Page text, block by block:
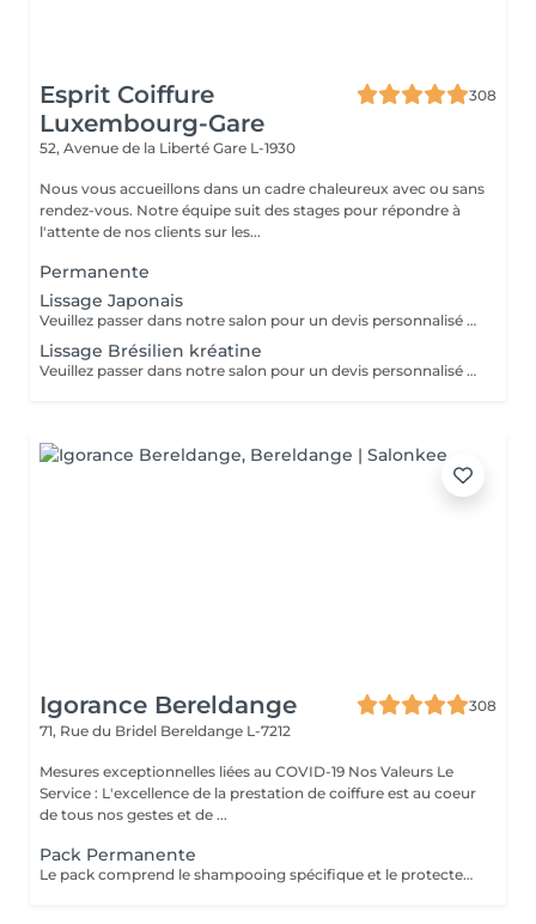
Esprit Coiffure
Luxembourg-Gare
308
52, Avenue de la Liberté Gare L-1930
Nous vous accueillons dans un cadre chaleureux avec ou sans
rendez-vous. Notre équipe suit des stages pour répondre à
l'attente de nos clients sur les...
Permanente
Lissage Japonais
Veuillez passer dans notre salon pour un devis personnalisé gratuit
Lissage Brésilien kréatine
Veuillez passer dans notre salon pour un devis personnalisé gratuit
Igorance Bereldange
308
71, Rue du Bridel Bereldange L-7212
Mesures exceptionnelles liées au COVID-19 Nos Valeurs Le
Service : L'excellence de la prestation de coiffure est au coeur
de tous nos gestes et de ...
Pack Permanente
Le pack comprend le shampooing spécifique et le protecteur REDKEN , la permanente avec les produits LOREAL PROFESSIONNEL , le conditionneur REDKEN , le séchage et les produits de styling REDKEN Option Coupe : la coupe IGORANCE (finition sur cheveux secs), le séchage et les produits de styling REDKEN. * Tarifs à titre indicatifs à confirmer après la consultation personnalisée établit auprès de votre coiffeur/stylist/spécialiste * La direction se réserve le droit d’apporter des modifications pour le bon fonctionnement du salon